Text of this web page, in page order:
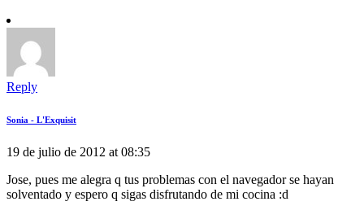
Reply
Sonia - L'Exquisit
19 de julio de 2012 at 08:35
Jose, pues me alegra q tus problemas con el navegador se hayan
solventado y espero q sigas disfrutando de mi cocina :d